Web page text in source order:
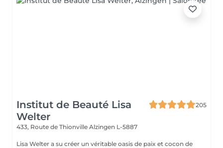
Institut de Beauté Lisa
Welter
205
433, Route de Thionville Alzingen L-5887
Lisa Welter a su créer un véritable oasis de paix et cocon de